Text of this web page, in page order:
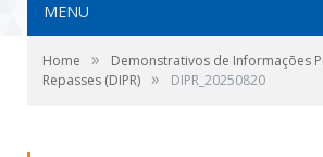
MENU
Home »
Demonstrativos de Informações
Repasses (DIPR) » DIPR_20250820